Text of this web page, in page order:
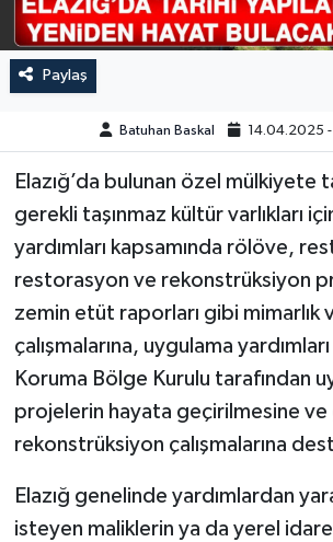
Paylaş
Batuhan Baskal 14.04.2025
Elazığ’da bulunan özel mülkiyete
gerekli taşınmaz kültür varlıkları
yardımları kapsamında rölöve,
restorasyon ve rekonstrüksiyon
zemin etüt raporları gibi mimarlık
çalışmalarına, uygulama
Koruma Bölge Kurulu tarafından
projelerin hayata geçirilmesine
rekonstrüksiyon çalışmalarına
Elazığ genelinde yardımlardan
isteyen maliklerin ya da yerel
ÖZEL HABER
POLİTİKA
SAĞLIK
SİYASET
SPOR
TEKNOLOJİ
YAŞAM